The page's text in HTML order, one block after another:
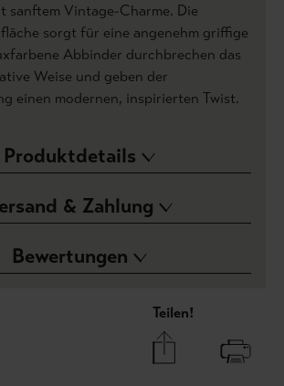
sanftem Vintage-Charme. Die
sorgt für eine angenehm griffige
Abbinder durchbrechen das
Weise und geben der
einen modernen, inspirierten Twist.
Produktdetails
& Zahlung
Bewertungen
Teilen!